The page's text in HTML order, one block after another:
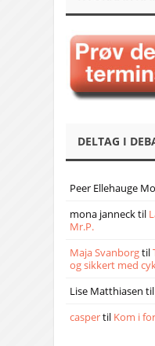
DELTAG I
Peer Ellehauge
mona jannecktil
Mr.P.
Maja Svanborgtil
og sikkert med
Lise Matthiasen til
caspertil Kom i